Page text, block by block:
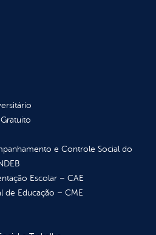
e Controle Social do
Escolar – CAE
de Educação – CME